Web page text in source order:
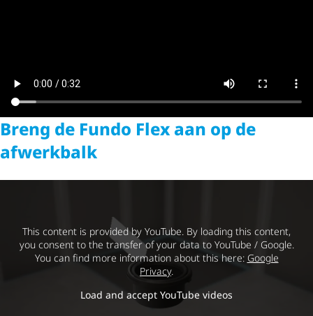
Breng de Fundo Flex aan op de
afwerkbalk
This content is provided by YouTube. By loading this content,
you consent to the transfer of your data to YouTube / Google.
You can find more information about this here: Google
Privacy.
Load and accept YouTube videos